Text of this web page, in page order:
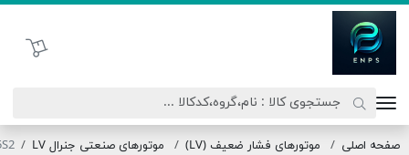
اتحاد نیروی پیشگام صنعت
سبد خرید
اصلی موتورهای فشار ضعیف (LV) موتورهای صنعتی جنرال LV